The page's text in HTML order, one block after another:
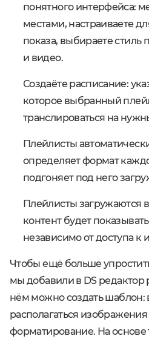
понятного интерфейса:
местами, настраиваете
показа, выбираете
и видео.
Создаёте расписание:
которое выбранный
транслироваться на
Плейлисты
определяет формат
подгоняет под него
Плейлисты загружаются
контент будет
независимо от доступа к
Чтобы ещё больше
мы добавили в DS редактор
нём можно создать шаблон:
располагаться изображения
форматирование. На